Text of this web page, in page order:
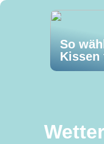
So
Kissen